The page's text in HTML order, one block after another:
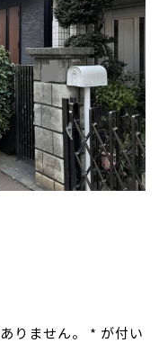
りません。 * が付い